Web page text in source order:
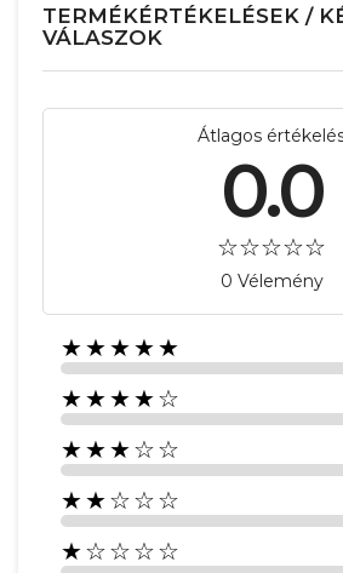
TERMÉKÉRTÉKELÉSEK /
VÁLASZOK
Átlagos
0.0
0 Vélemény
★★★★★
★★★★☆
★★★☆☆
★★☆☆☆
★☆☆☆☆
Create wishlist
Wishlist name